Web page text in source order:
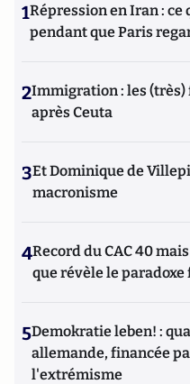
1Répression en Iran :
pendant que Paris
2Immigration : les
après Ceuta
3Et Dominique de
macronisme
4Record du CAC 40
que révèle le paradoxe
5Demokratie leben! :
allemande, financée
l'extrémisme